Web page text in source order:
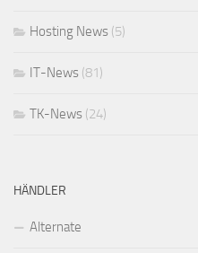
Hosting News (5)
IT-News (81)
TK-News (24)
HÄNDLER
Alternate